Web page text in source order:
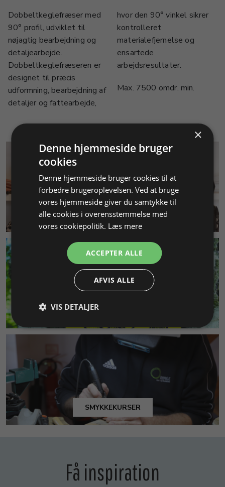
Dobbeltkeglefræser med
90° profil, udviklet til
nøjagtig bearbejdning og
detaljearbejde.
Dobbeltkeglefræseren er
designet til præcis
udformning, bearbejdning af
detaljer og fattearbejde,
hvor den 90° vinkel sikrer
kontrolleret
materialefjernelse og
ensartede
arbejdsresultater.
Max. 7500 omdr. min.
KUNDESERVICE
MILJØ & BÆREDYGTIGHED
SMYKKEKURSER
Få inspiration
×
Denne hjemmeside bruger
cookies
Denne hjemmeside bruger cookies til at
forbedre brugeroplevelsen. Ved at bruge
vores hjemmeside giver du samtykke til
alle cookies i overensstemmelse med
vores cookiepolitik. Læs mere
ACCEPTER ALLE
AFVIS ALLE
VIS DETALJER